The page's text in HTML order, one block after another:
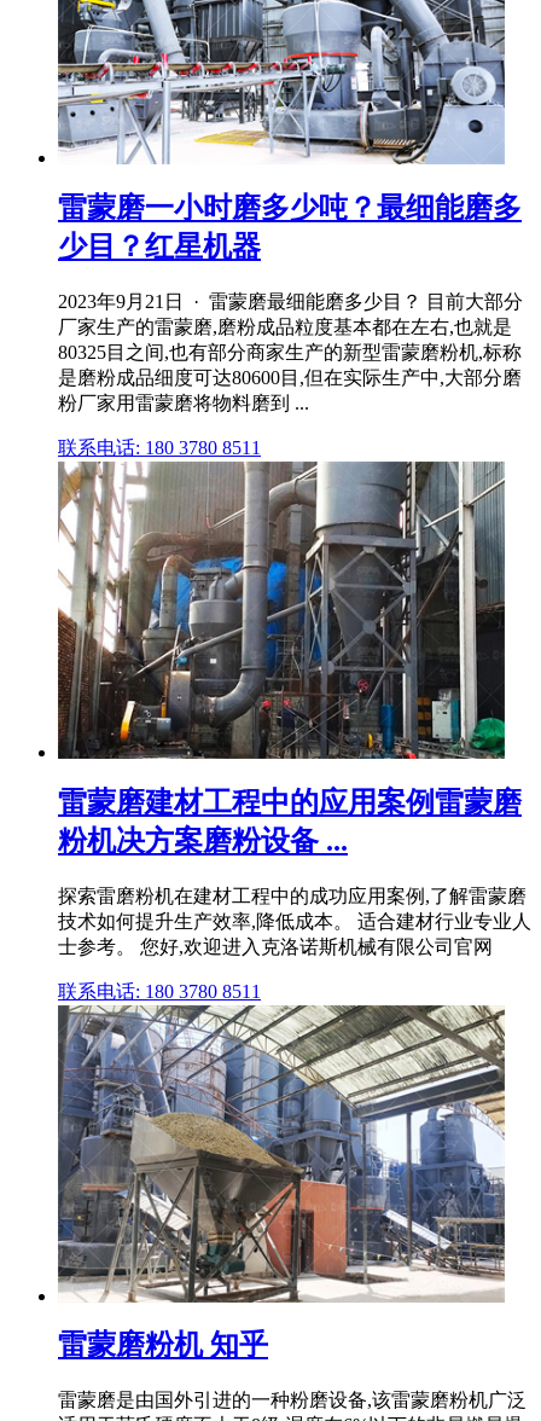
雷蒙磨一小时磨多少吨？最细能磨多
少目？红星机器
2023年9月21日 · 雷蒙磨最细能磨多少目？ 目前大部分
厂家生产的雷蒙磨,磨粉成品粒度基本都在左右,也就是
80325目之间,也有部分商家生产的新型雷蒙磨粉机,标称
是磨粉成品细度可达80600目,但在实际生产中,大部分磨
粉厂家用雷蒙磨将物料磨到 ...
联系电话: 180 3780 8511
雷蒙磨建材工程中的应用案例雷蒙磨
粉机决方案磨粉设备 ...
探索雷磨粉机在建材工程中的成功应用案例,了解雷蒙磨
技术如何提升生产效率,降低成本。 适合建材行业专业人
士参考。 您好,欢迎进入克洛诺斯机械有限公司官网
联系电话: 180 3780 8511
雷蒙磨粉机 知乎
雷蒙磨是由国外引进的一种粉磨设备,该雷蒙磨粉机广泛